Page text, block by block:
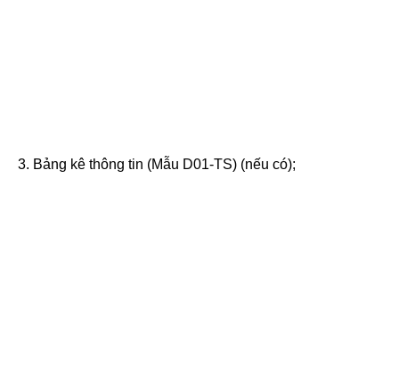
3. Bảng kê thông tin (Mẫu D01-TS) (nếu có);